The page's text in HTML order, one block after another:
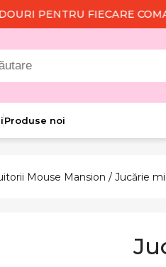
FIECARE COMANDĂ
Produse noi
Mouse Mansion / Jucărie